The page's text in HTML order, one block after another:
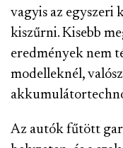
vagyis az egyszeri
kiszűrni. Kisebb
eredmények nem
modelleknél,
Az autók fűtött